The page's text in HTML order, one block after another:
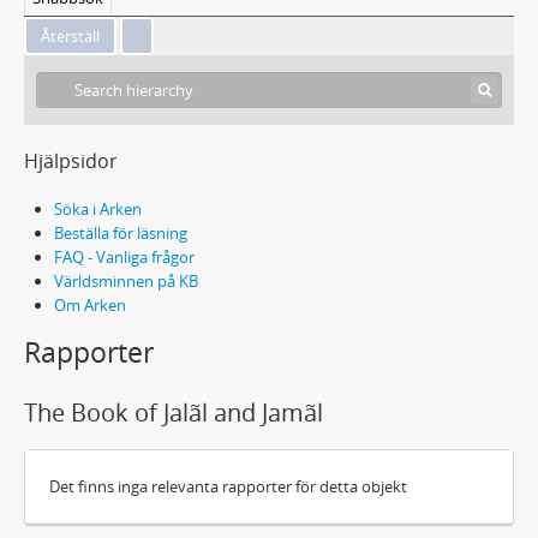
Hjälpsidor
Söka i Arken
Beställa för läsning
FAQ - Vanliga frågor
Världsminnen på KB
Om Arken
Rapporter
The Book of Jalãl and Jamãl
Det finns inga relevanta rapporter för detta objekt